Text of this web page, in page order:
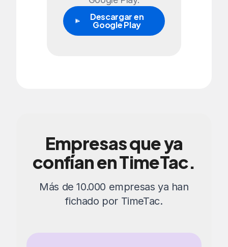
Descargar en
Google Play
Empresas que ya
confían en TimeTac.
Más de 10.000 empresas ya han
fichado por TimeTac.